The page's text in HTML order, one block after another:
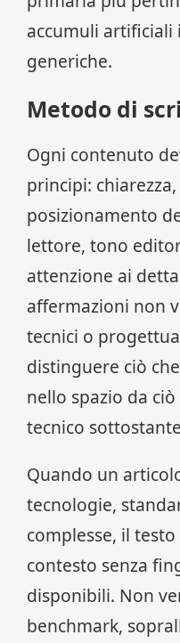
accumuli
generiche.
Metodo di
Ogni contenuto
principi:
posizionamento
lettore, tono
attenzione ai
affermazioni non
tecnici o
distinguere ciò
nello spazio da
tecnico
Quando un
tecnologie,
complesse, il
contesto senza
disponibili. Non
benchmark,